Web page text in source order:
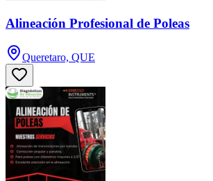
Alineación Profesional de Poleas
Queretaro, QUE